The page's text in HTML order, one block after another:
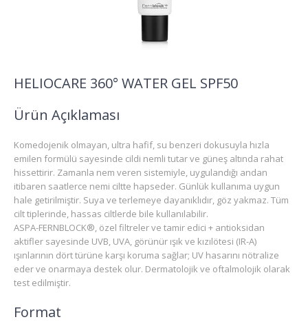
HELIOCARE 360° WATER GEL SPF50
Ürün Açıklaması
Komedojenik olmayan, ultra hafif, su benzeri dokusuyla hızla
emilen formülü sayesinde cildi nemli tutar ve güneş altında rahat
hissettirir. Zamanla nem veren sistemiyle, uygulandığı andan
itibaren saatlerce nemi ciltte hapseder. Günlük kullanıma uygun
hale getirilmiştir. Suya ve terlemeye dayanıklıdır, göz yakmaz. Tüm
cilt tiplerinde, hassas ciltlerde bile kullanılabilir.
ASPA-FERNBLOCK®, özel filtreler ve tamir edici + antioksidan
aktifler sayesinde UVB, UVA, görünür ışık ve kızılötesi (IR-A)
ışınlarının dört türüne karşı koruma sağlar; UV hasarını nötralize
eder ve onarmaya destek olur. Dermatolojik ve oftalmolojik olarak
test edilmiştir.
Format